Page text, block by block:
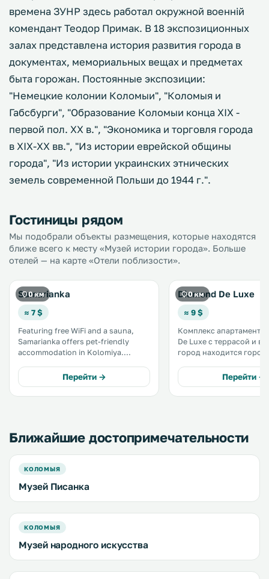
времена ЗУНР здесь работал окружной военній
комендант Теодор Примак. В 18 экспозиционных
залах представлена история развития города в
документах, мемориальных вещах и предметах
быта горожан. Постоянные экспозиции:
"Немецкие колонии Коломыи", "Коломыя и
Габсбурги", "Образование Коломыи конца XIX -
первой пол. XX в.", "Экономика и торговля города
в XIX-XX вв.", "Из истории еврейской общины
города", "Из истории украинских этнических
земель современной Польши до 1944 г.".
Гостиницы рядом
Мы подобрали объекты размещения, которые находятся
ближе всего к месту «Музей истории города». Больше
отелей — на карте «Отели поблизости».
0 км
Samarianka
≈ 7 $
Featuring free WiFi and a sauna,
Samarianka offers pet-friendly
accommodation in Kolomiya.
Free private parking is available on
site. Every room comes with a TV.
You will find a kettle in the room. .
Перейти →
0 км
Diamond De Luxe
≈ 9 $
Комплекс
De Luxe с террасой и
город находится
услугам гостей
во всех помещениях. .
Перейти →
Ближайшие достопримечательности
КОЛОМЫЯ
Музей Писанка
КОЛОМЫЯ
Музей народного искусства